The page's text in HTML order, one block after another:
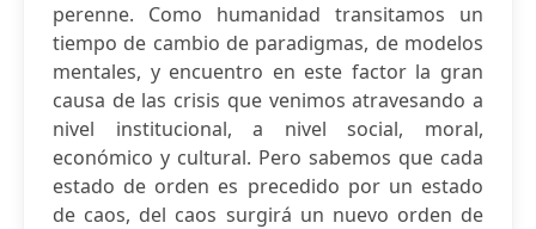
perenne. Como humanidad transitamos un
tiempo de cambio de paradigmas, de modelos
mentales, y encuentro en este factor la gran
causa de las crisis que venimos atravesando a
nivel institucional, a nivel social, moral,
económico y cultural. Pero sabemos que cada
estado de orden es precedido por un estado
de caos, del caos surgirá un nuevo orden de